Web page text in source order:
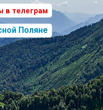
в телеграм
Поляне